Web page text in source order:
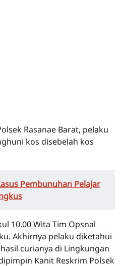
Rasanae Barat, pelaku
kos disebelah kos
Pembunuhan Pelajar
10.00 Wita Tim Opsnal
Akhirnya pelaku diketahui
curianya di Lingkungan
Kanit Reskrim Polsek